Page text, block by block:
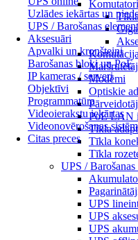
Uzlādes iekārtas un
UPS / Barošanas
Aksesuāri
Apvalki un kronšteini
Barošanas bloki un PoE
IP kameras / serveri
Objektīvi
Programmatūra
Videoierakstu iekārtas
Videonovērošanas
Citas preces
Modēmi
Optiskie
PoE LAN
Tīkla
Tīkla
Tīkla
UPS / Barošanas
UPS
UPS
UPS